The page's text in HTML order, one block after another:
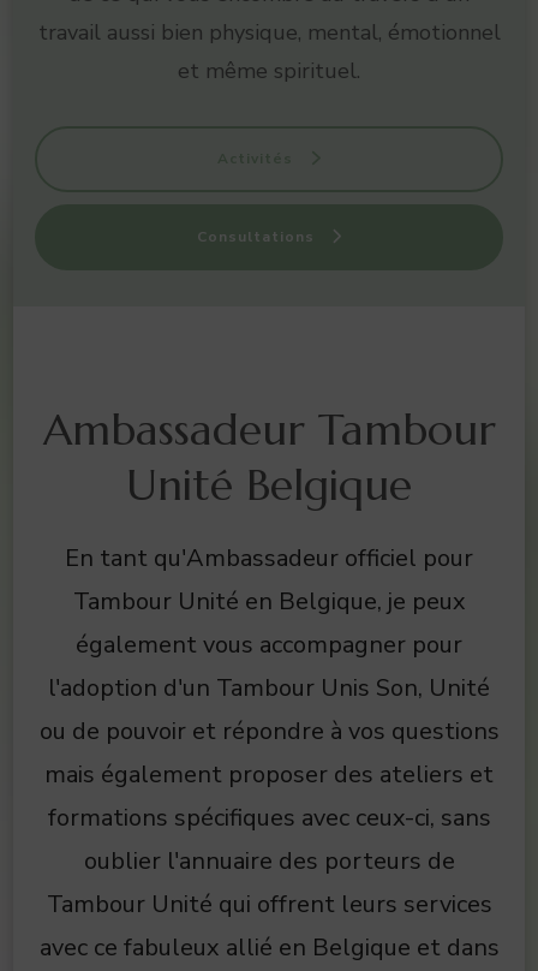
travail aussi bien physique, mental, émotionnel
et même spirituel.
Consultations
Ambassadeur Tambour
Unité Belgique
En tant qu'Ambassadeur officiel pour
Tambour Unité en Belgique, je peux
également vous accompagner pour
l'adoption d'un Tambour Unis Son, Unité
ou de pouvoir et répondre à vos questions
mais également proposer des ateliers et
formations spécifiques avec ceux-ci, sans
oublier l'annuaire des porteurs de
Tambour Unité qui offrent leurs services
avec ce fabuleux allié en Belgique et dans